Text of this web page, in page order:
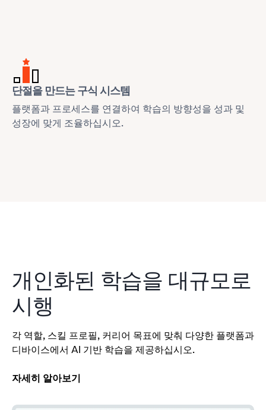
단절을 만드는 구식 시스템
플랫폼과 프로세스를 연결하여 학습의 방향성을 성과 및
성장에 맞게 조율하십시오.
개인화된 학습을 대규모로
시행
각 역할, 스킬 프로필, 커리어 목표에 맞춰 다양한 플랫폼과
디바이스에서 AI 기반 학습을 제공하십시오.
자세히 알아보기